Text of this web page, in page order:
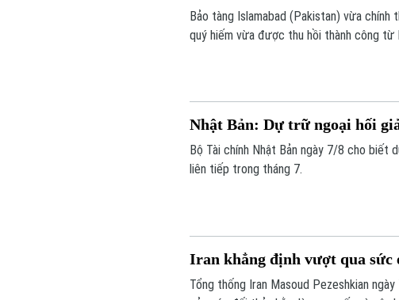
Bảo tàng Islamabad (Pakistan) vừa
quý hiếm vừa được thu hồi thành công từ
Nhật Bản: Dự trữ ngoại hối
Bộ Tài chính Nhật Bản ngày 7/8 cho biết
liên tiếp trong tháng 7.
Iran khẳng định vượt qua sức
Tổng thống Iran Masoud Pezeshkian